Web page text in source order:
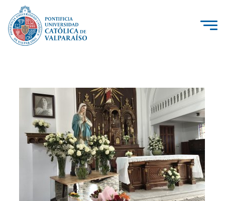
PUCV Internacional
Vinculación con el Medio
Admisión